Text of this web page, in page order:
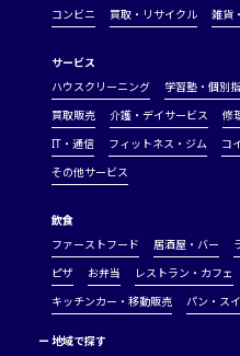
コンビニ
買取・リサイクル 雑貨
サービス
ハウスクリーニング
学習塾・個別
買取販売
介護・デイサービス 修
IT・通信
フィットネス・ジム コ
その他サービス
飲食
ファーストフード
居酒屋・バー
ピザ
お弁当 レストラン・カフェ
キッチンカー・移動販売
パン・ス
ー 地域で探す